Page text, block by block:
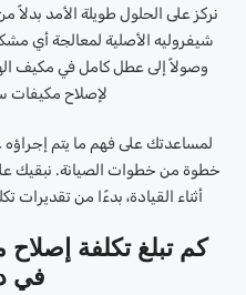
نركز على الحلول طويلة الأمد بدلاً
شيفروليه الأصلية لمعالجة أي
وصولاً إلى عطل كامل في مكيف
لإصلاح مكيفات
لمساعدتك على فهم ما يتم
خطوة من خطوات الصيانة. نبقيك
أثناء القيادة، بدءًا من تقديرات
كم تبلغ تكلفة
في